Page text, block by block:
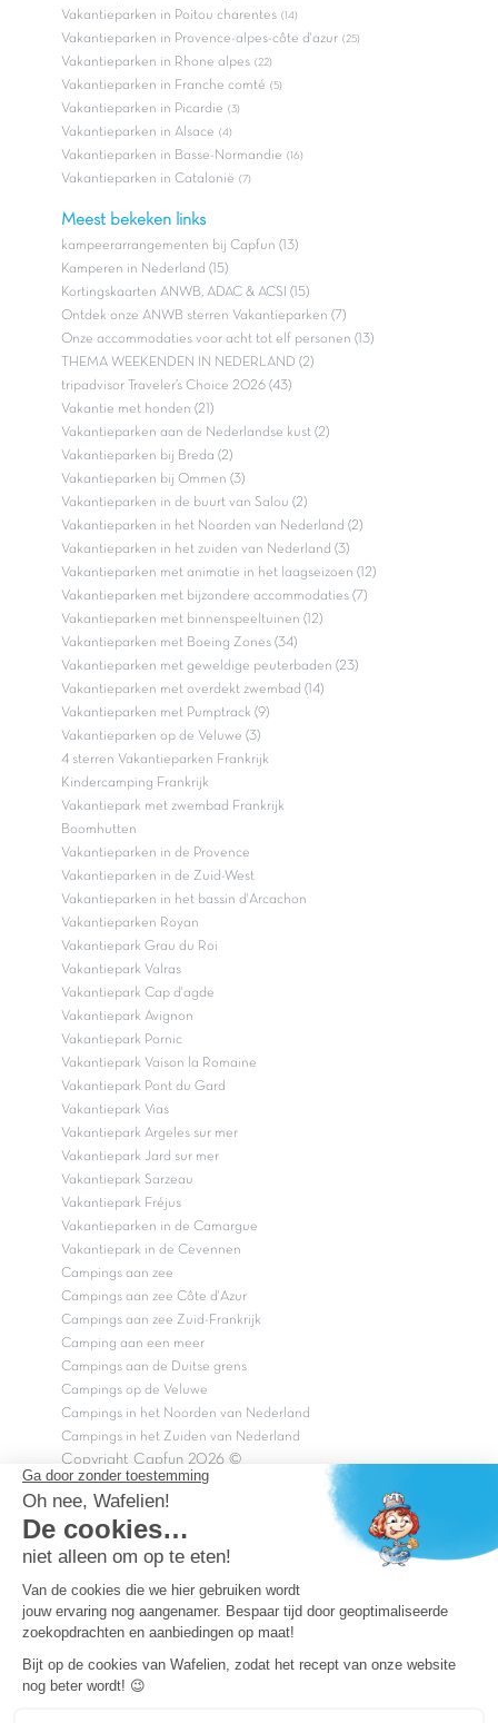
Vakantieparken in Poitou charentes (14)
Vakantieparken in Provence-alpes-côte d'azur (25)
Vakantieparken in Rhone alpes (22)
Vakantieparken in Franche comté (5)
Vakantieparken in Picardie (3)
Vakantieparken in Alsace (4)
Vakantieparken in Basse-Normandie (16)
Vakantieparken in Catalonië (7)
Meest bekeken links
kampeerarrangementen bij Capfun (13)
Kamperen in Nederland (15)
Kortingskaarten ANWB, ADAC & ACSI (15)
Ontdek onze ANWB sterren Vakantieparken (7)
Onze accommodaties voor acht tot elf personen (13)
THEMA WEEKENDEN IN NEDERLAND (2)
tripadvisor Traveler’s Choice 2026 (43)
Vakantie met honden (21)
Vakantieparken aan de Nederlandse kust (2)
Vakantieparken bij Breda (2)
Vakantieparken bij Ommen (3)
Vakantieparken in de buurt van Salou (2)
Vakantieparken in het Noorden van Nederland (2)
Vakantieparken in het zuiden van Nederland (3)
Vakantieparken met animatie in het laagseizoen (12)
Vakantieparken met bijzondere accommodaties (7)
Vakantieparken met binnenspeeltuinen (12)
Vakantieparken met Boeing Zones (34)
Vakantieparken met geweldige peuterbaden (23)
Vakantieparken met overdekt zwembad (14)
Vakantieparken met Pumptrack (9)
Vakantieparken op de Veluwe (3)
4 sterren Vakantieparken Frankrijk
Kindercamping Frankrijk
Vakantiepark met zwembad Frankrijk
Boomhutten
Vakantieparken in de Provence
Vakantieparken in de Zuid-West
Vakantieparken in het bassin d'Arcachon
Vakantieparken Royan
Vakantiepark Grau du Roi
Vakantiepark Valras
Vakantiepark Cap d'agde
Vakantiepark Avignon
Vakantiepark Pornic
Vakantiepark Vaison la Romaine
Vakantiepark Pont du Gard
Vakantiepark Vias
Vakantiepark Argeles sur mer
Vakantiepark Jard sur mer
Vakantiepark Sarzeau
Vakantiepark Fréjus
Vakantieparken in de Camargue
Vakantiepark in de Cevennen
Campings aan zee
Campings aan zee Côte d'Azur
Campings aan zee Zuid-Frankrijk
Camping aan een meer
Campings aan de Duitse grens
Campings op de Veluwe
Campings in het Noorden van Nederland
Campings in het Zuiden van Nederland
Copyright Capfun 2026 ©
Bij Capfun solliciteren
Veelgestelde vragen
Dutchbox Vakantiepark
Carabouille.nl
Algemene reisvoorwaarden
Sitemap